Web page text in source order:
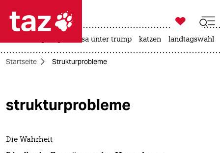
 taz zahl ich
taz zahl ich
politik

taz zahl ich
usa unter trump katzen landtagswahl
Startseite Strukturprobleme
strukturprobleme
Die Wahrheit